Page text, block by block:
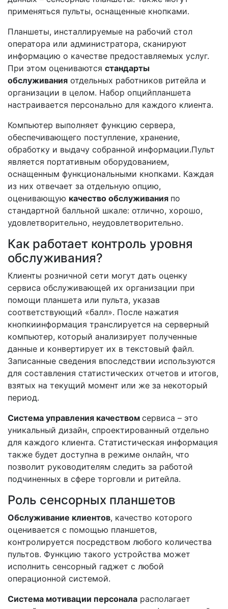
применяться пульты, оснащенные кнопками.
Планшеты, инсталлируемые на рабочий стол
оператора или администратора, сканируют
информацию о качестве предоставляемых услуг.
При этом оцениваются стандарты
обслуживания отдельных работников ритейла и
организации в целом. Набор опцийпланшета
настраивается персонально для каждого клиента.
Компьютер выполняет функцию сервера,
обеспечивающего поступление, хранение,
обработку и выдачу собранной информации.Пульт
является портативным оборудованием,
оснащенным функциональными кнопками. Каждая
из них отвечает за отдельную опцию,
оценивающую качество обслуживания по
стандартной балльной шкале: отлично, хорошо,
удовлетворительно, неудовлетворительно.
Как работает контроль уровня
обслуживания?
Клиенты розничной сети могут дать оценку
сервиса обслуживающей их организации при
помощи планшета или пульта, указав
соответствующий «балл». После нажатия
кнопкиинформация транслируется на серверный
компьютер, который анализирует полученные
данные и конвертирует их в текстовый файл.
Записанные сведения впоследствии используются
для составления статистических отчетов и итогов,
взятых на текущий момент или же за некоторый
период.
Система управления качеством сервиса – это
уникальный дизайн, спроектированный отдельно
для каждого клиента. Статистическая информация
также будет доступна в режиме онлайн, что
позволит руководителям следить за работой
подчиненных в сфере торговли и ритейла.
Роль сенсорных планшетов
Обслуживание клиентов, качество которого
оценивается с помощью планшетов,
контролируется посредством любого количества
пультов. Функцию такого устройства может
исполнить сенсорный гаджет с любой
операционной системой.
Система мотивации персонала располагает